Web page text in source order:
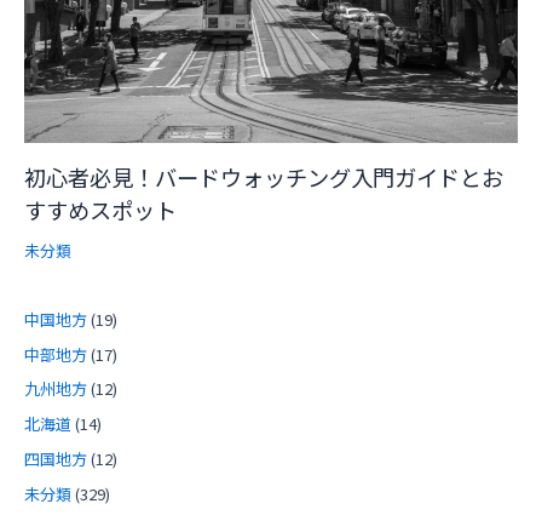
初心者必見！バードウォッチング入門ガイドとお
すすめスポット
未分類
中国地方(19)
中部地方(17)
九州地方(12)
北海道 (14)
四国地方(12)
未分類(329)